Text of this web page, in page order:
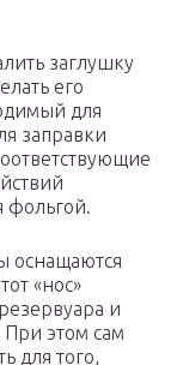
заглушку
его
для
заправки
фольгой.
оснащаются
«нос»
и
При этом сам
для того,